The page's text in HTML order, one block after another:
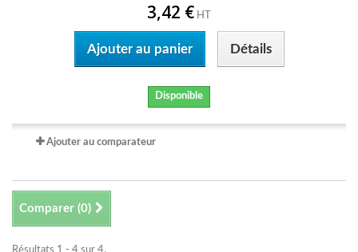
3,42 € HT
Ajouter au panier Détails
Disponible
Ajouter au comparateur
Comparer (0)